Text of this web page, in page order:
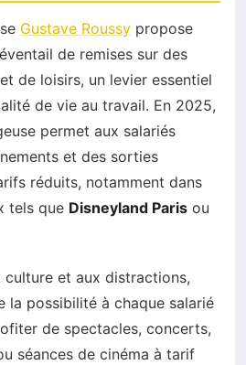
Gustave Roussy propose
de remises sur des
de loisirs, un levier essentiel
de vie au travail. En 2025,
permet aux salariés
et des sorties
réduits, notamment dans
tels que Disneyland Paris ou
et aux distractions,
possibilité à chaque salarié
de spectacles, concerts,
séances de cinéma à tarif